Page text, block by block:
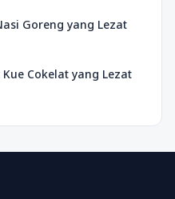
Goreng yang Lezat
Cokelat yang Lezat